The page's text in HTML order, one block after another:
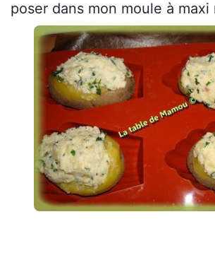
poser dans mon moule à maxi